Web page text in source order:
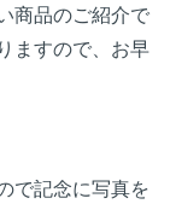
商品のご紹介で
ますので、お早
で記念に写真を